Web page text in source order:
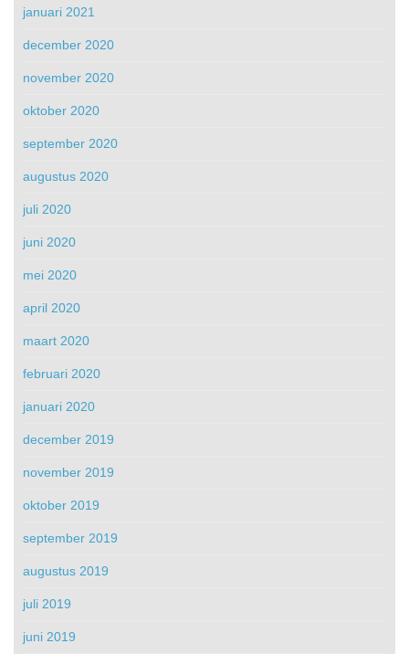
januari 2021
december 2020
november 2020
oktober 2020
september 2020
augustus 2020
juli 2020
juni 2020
mei 2020
april 2020
maart 2020
februari 2020
januari 2020
december 2019
november 2019
oktober 2019
september 2019
augustus 2019
juli 2019
juni 2019